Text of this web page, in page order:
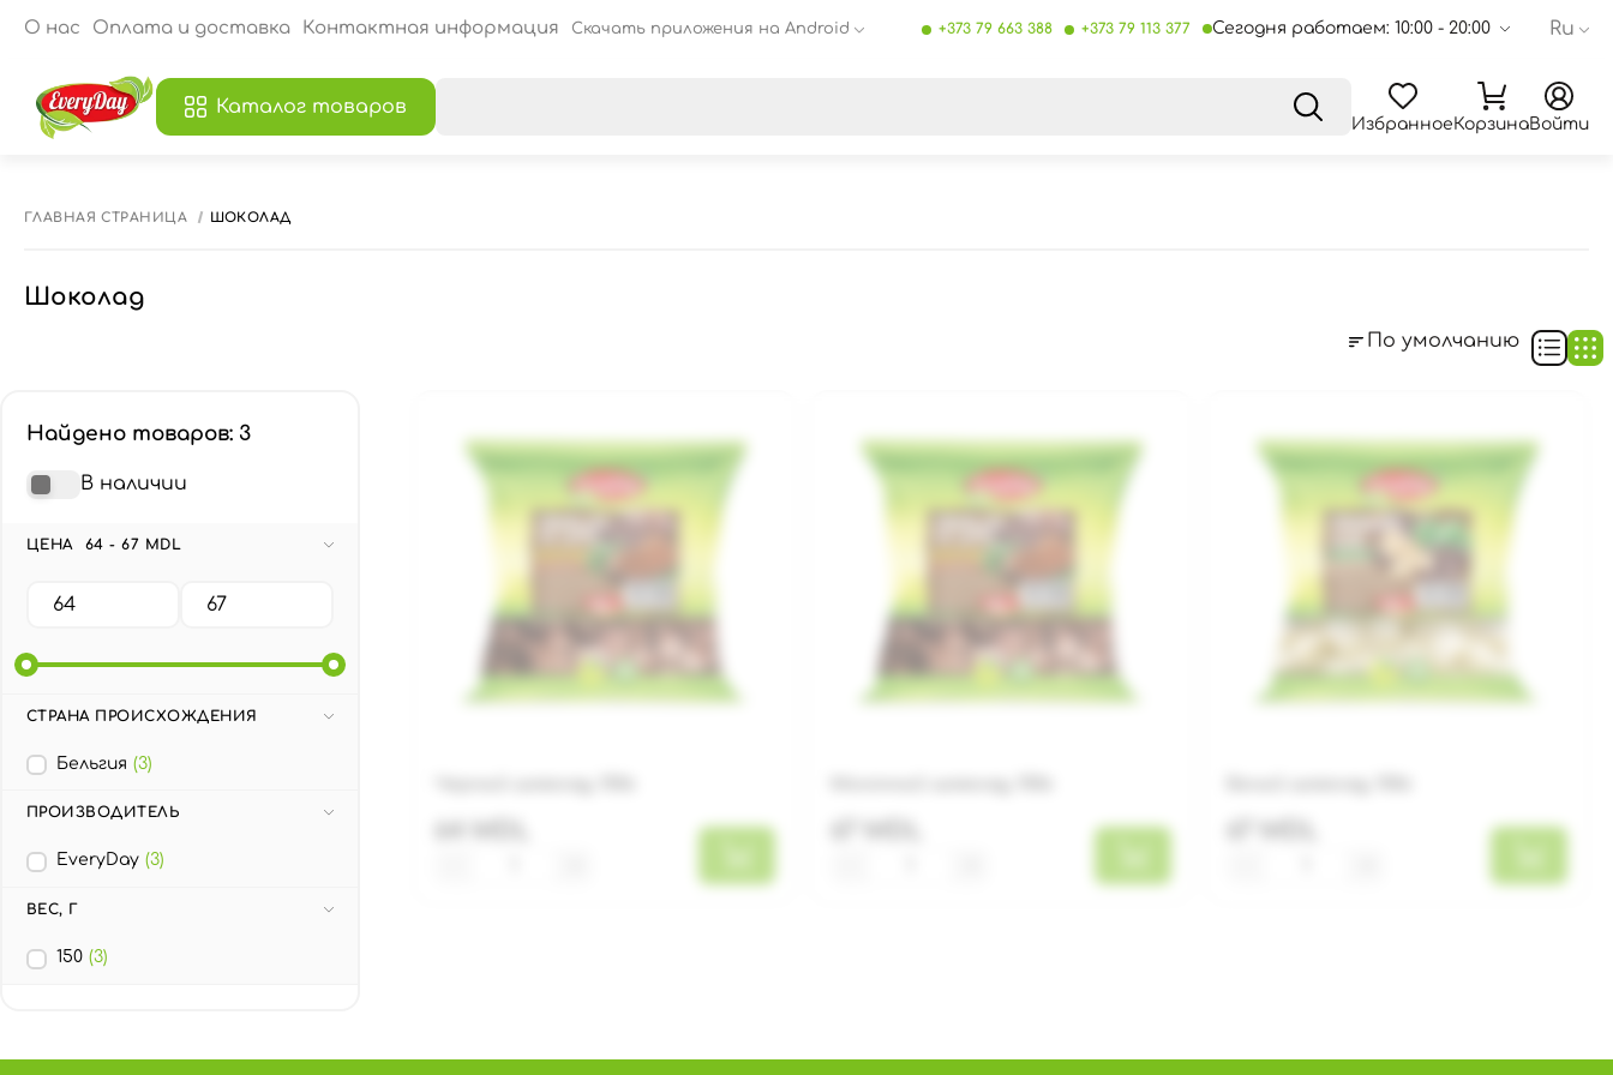
О нас Оплата и доставка Контактная информация Скачать приложения на Android +373 79 663 388 +373 79 113 377 Сегодня работаем: 10:00 - 20:00 Ru
Каталог товаров
ИзбранноеКорзинаВойти
ГЛАВНАЯ СТРАНИЦА ШОКОЛАД
Шоколад
По умолчанию
Найдено товаров: 3
В наличии
ЦЕНА 64 - 67 MDL
СТРАНА ПРОИСХОЖДЕНИЯ
Бельгия (3)
ПРОИЗВОДИТЕЛЬ
EveryDay (3)
ВЕС, Г
150 (3)